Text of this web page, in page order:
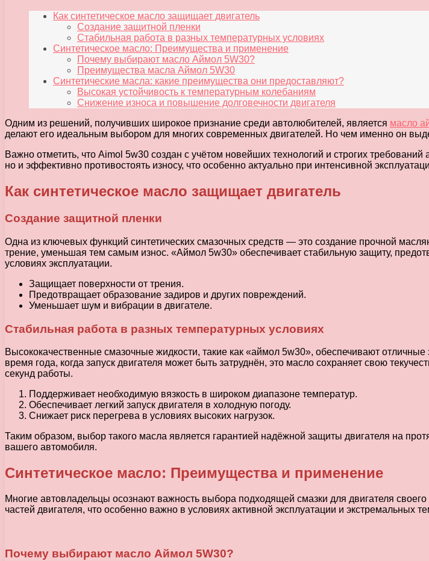
Как синтетическое масло защищает двигатель
Создание защитной пленки
Стабильная работа в разных температурных условиях
Синтетическое масло: Преимущества и применение
Почему выбирают масло Аймол 5W30?
Преимущества масла Аймол 5W30
Синтетические масла: какие преимущества они предоставляют?
Высокая устойчивость к температурным колебаниям
Снижение износа и повышение долговечности двигателя
Одним из решений, получивших широкое признание среди автолюбителей, является масло
делают его идеальным выбором для многих современных двигателей. Но чем именно он
Важно отметить, что Aimol 5w30 создан с учётом новейших технологий и строгих
но и эффективно противостоять износу, что особенно актуально при интенсивной
Как синтетическое масло защищает двигатель
Создание защитной пленки
Одна из ключевых функций синтетических смазочных средств — это создание прочной
трение, уменьшая тем самым износ. «Аймол 5w30» обеспечивает стабильную защиту,
условиях эксплуатации.
Защищает поверхности от трения.
Предотвращает образование задиров и других повреждений.
Уменьшает шум и вибрации в двигателе.
Стабильная работа в разных температурных условиях
Высококачественные смазочные жидкости, такие как «аймол 5w30», обеспечивают
время года, когда запуск двигателя может быть затруднён, это масло сохраняет свою
секунд работы.
Поддерживает необходимую вязкость в широком диапазоне температур.
Обеспечивает легкий запуск двигателя в холодную погоду.
Снижает риск перегрева в условиях высоких нагрузок.
Таким образом, выбор такого масла является гарантией надёжной защиты двигателя на
вашего автомобиля.
Синтетическое масло: Преимущества и применение
Многие автовладельцы осознают важность выбора подходящей смазки для двигателя
частей двигателя, что особенно важно в условиях активной эксплуатации и экстремальных
Почему выбирают масло Аймол 5W30?